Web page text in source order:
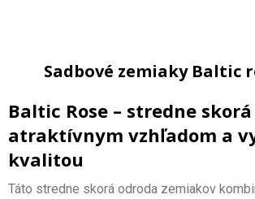
Sadbové zemiaky Baltic
Baltic Rose – stredne
atraktívnym vzhľadom a
kvalitou
Táto stredne skorá odroda zemiakov